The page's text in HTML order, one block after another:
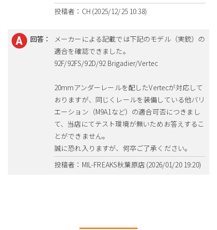
投稿者：CH (2025/12/25 10:38)
回答：
メーカーによる記載では下記のモデル（実銃）の
適合を確認できました。
92F/92FS/92D/92 Brigadier/Vertec
20mmアンダーレールを配したVertecが対応して
おりますが、同じくレールを装備している他バリ
エーション（M9A1など）の適合可否につきまし
て、当店にてテスト環境が無いためお答えするこ
とができません。
誠に恐れ入りますが、何卒ご了承ください。
投稿者：MIL-FREAKS秋葉原店 (2026/01/20 19:20)